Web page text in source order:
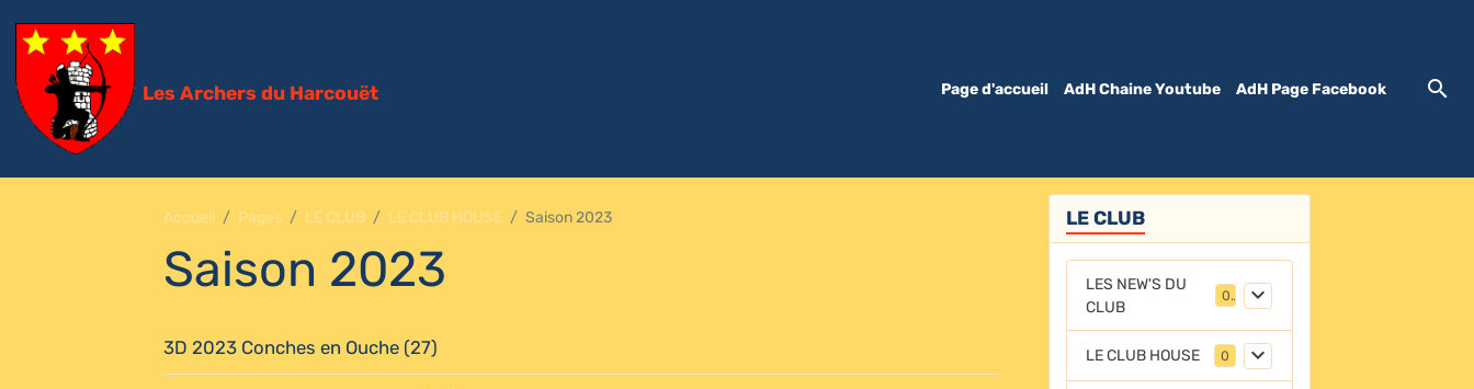
Les Archers du Harcouët Page d'accueil AdH Chaine Youtube AdH Page Facebook
Accueil Pages LE CLUB LE CLUB HOUSE Saison 2023
Saison 2023
3D 2023 Conches en Ouche (27)
LE CLUB
LES NEW'S DU
CLUB
0
LE CLUB HOUSE 0